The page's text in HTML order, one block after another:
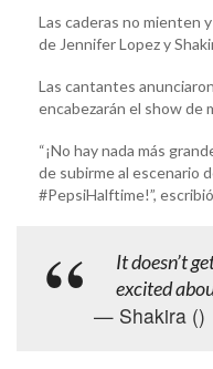
Las caderas no mienten
de Jennifer Lopez y
Las cantantes
encabezarán el show de
“¡No hay nada más
de subirme al escenario
#PepsiHalftime!”,
It doesn’t
excited
— Shakira ()